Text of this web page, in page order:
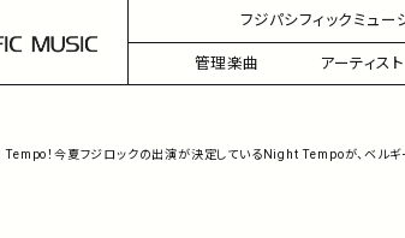
フジパシフィックミュー
管理楽曲
アーティスト
！今夏フジロックの出演が決定しているNight Tempoが、ベ